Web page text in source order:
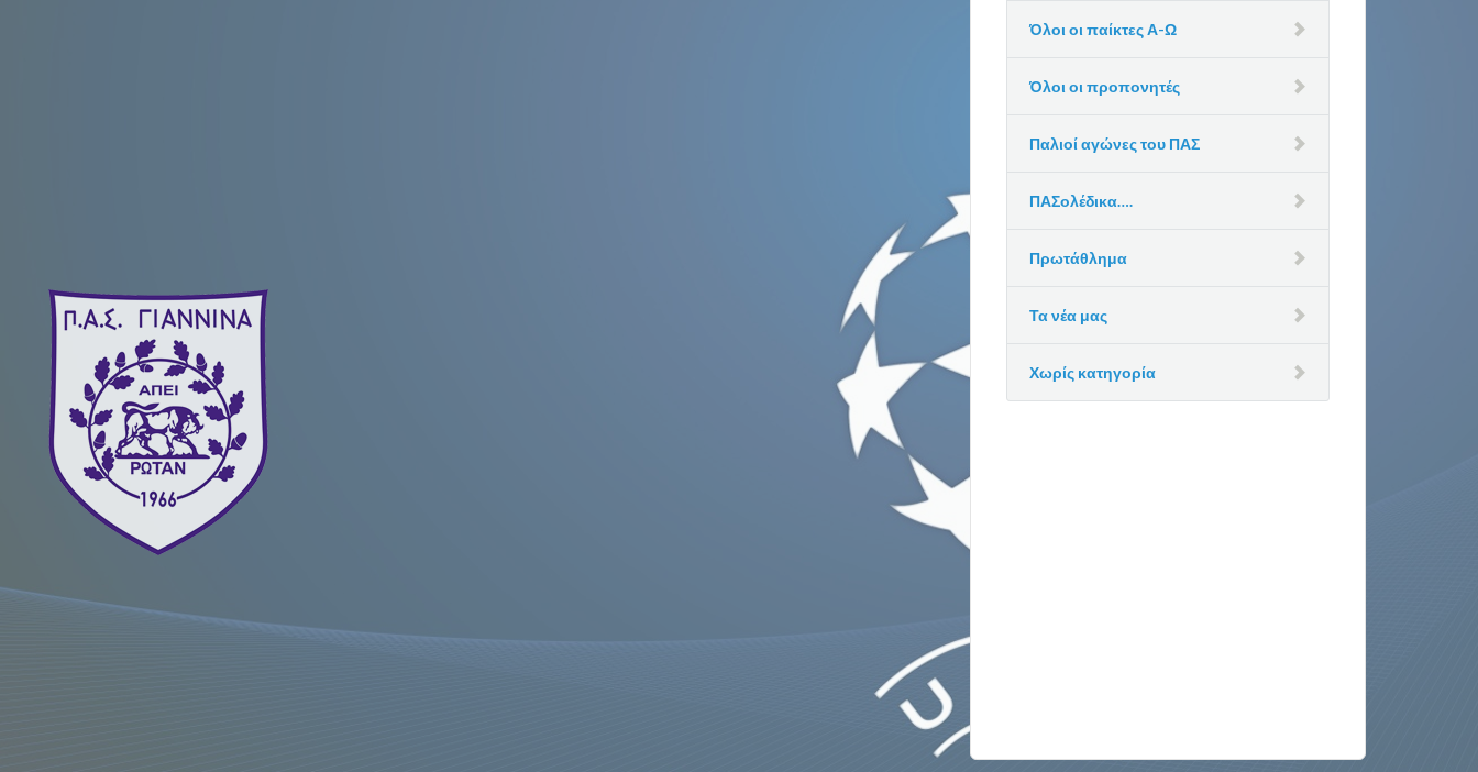
Όλοι οι παίκτες Α-Ω
Όλοι οι προπονητές
Παλιοί αγώνες του ΠΑΣ
ΠΑΣολέδικα….
Πρωτάθλημα
Τα νέα μας
Χωρίς κατηγορία